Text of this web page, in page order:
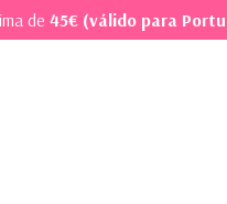
de 45€ (válido para